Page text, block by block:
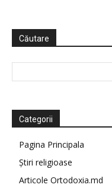
Căutare
Categorii
Pagina Principala
Știri religioase
Articole Ortodoxia.md